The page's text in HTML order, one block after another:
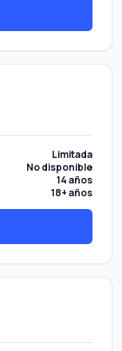
Limitada
No disponible
14 años
18+ años